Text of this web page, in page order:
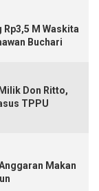
Rp3,5 M Waskita
Buchari
Don Ritto,
TPPU
Makan